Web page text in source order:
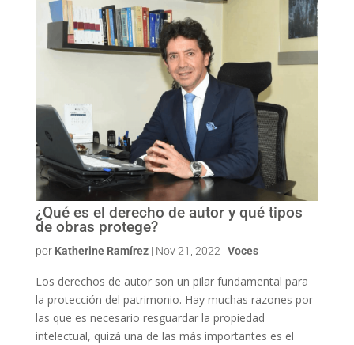
¿Qué es el derecho de autor y qué tipos
de obras protege?
por Katherine Ramírez| Nov 21, 2022 | Voces
Los derechos de autor son un pilar fundamental para
la protección del patrimonio. Hay muchas razones por
las que es necesario resguardar la propiedad
intelectual, quizá una de las más importantes es el